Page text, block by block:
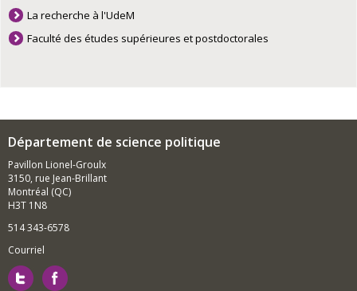
La recherche à l'UdeM
Faculté des études supérieures et postdoctorales
Département de science politique
Pavillon Lionel-Groulx
3150, rue Jean-Brillant
Montréal (QC)
H3T 1N8
514 343-6578
Courriel